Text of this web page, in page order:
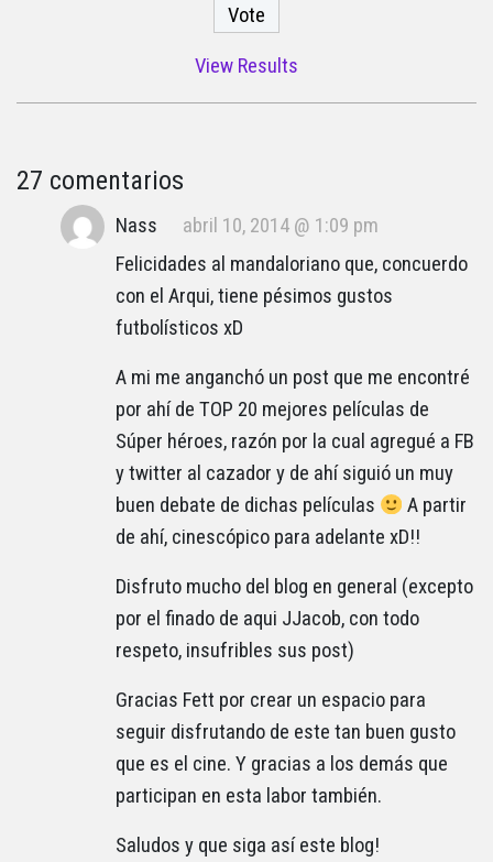
View Results
27 comentarios
Nass
abril 10, 2014 @ 1:09 pm
Felicidades al mandaloriano que, concuerdo
con el Arqui, tiene pésimos gustos
futbolísticos xD
A mi me anganchó un post que me encontré
por ahí de TOP 20 mejores películas de
Súper héroes, razón por la cual agregué a FB
y twitter al cazador y de ahí siguió un muy
buen debate de dichas películas
A partir
de ahí, cinescópico para adelante xD!!
Disfruto mucho del blog en general (excepto
por el finado de aqui JJacob, con todo
respeto, insufribles sus post)
Gracias Fett por crear un espacio para
seguir disfrutando de este tan buen gusto
que es el cine. Y gracias a los demás que
participan en esta labor también.
Saludos y que siga así este blog!